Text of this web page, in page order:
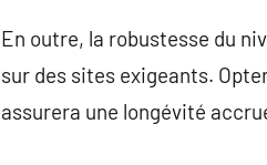
En outre, la robustesse du
sur des sites exigeants.
assurera une longévité